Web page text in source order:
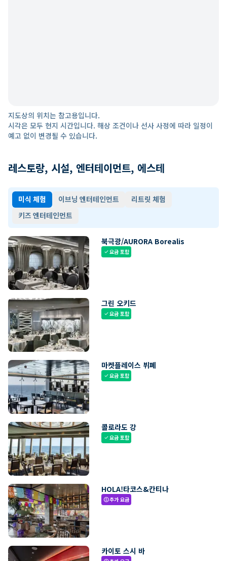
지도상의 위치는 참고용입니다.
시각은 모두 현지 시간입니다. 해상 조건이나 선사 사정에 따라 일정이
예고 없이 변경될 수 있습니다.
레스토랑, 시설, 엔터테이먼트, 에스테
미식 체험 이브닝 엔터테인먼트
리트릿 체험
키즈 엔터테인먼트
북극광/AURORA Borealis
check요금 포함
그린 오키드
check요금 포함
마켓플레이스 뷔페
check요금 포함
콜로라도 강
check요금 포함
HOLA!타코스&칸티나
paid추가 요금
카이토 스시 바